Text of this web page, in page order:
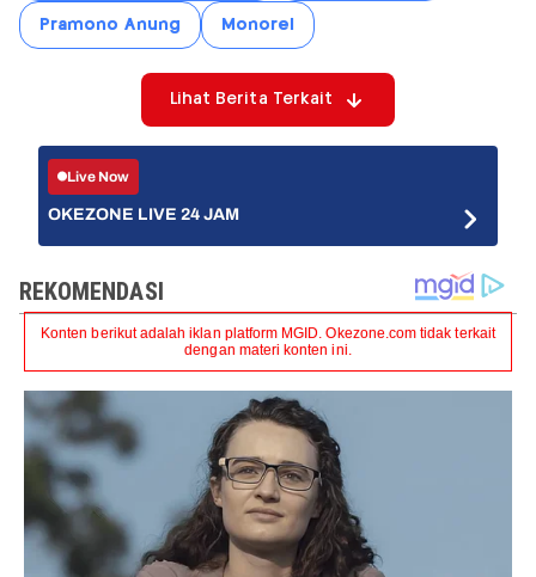
Pramono Anung Monorel
Lihat Berita Terkait
Live Now
OKEZONE LIVE 24 JAM